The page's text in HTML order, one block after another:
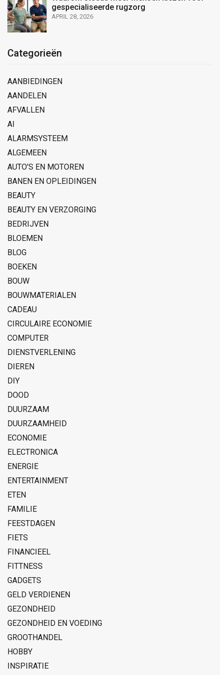
gespecialiseerde rugzorg
APRIL 28, 2026
Categorieën
AANBIEDINGEN
AANDELEN
AFVALLEN
AI
ALARMSYSTEEM
ALGEMEEN
AUTO'S EN MOTOREN
BANEN EN OPLEIDINGEN
BEAUTY
BEAUTY EN VERZORGING
BEDRIJVEN
BLOEMEN
BLOG
BOEKEN
BOUW
BOUWMATERIALEN
CADEAU
CIRCULAIRE ECONOMIE
COMPUTER
DIENSTVERLENING
DIEREN
DIY
DOOD
DUURZAAM
DUURZAAMHEID
ECONOMIE
ELECTRONICA
ENERGIE
ENTERTAINMENT
ETEN
FAMILIE
FEESTDAGEN
FIETS
FINANCIEEL
FITTNESS
GADGETS
GELD VERDIENEN
GEZONDHEID
GEZONDHEID EN VOEDING
GROOTHANDEL
HOBBY
INSPIRATIE